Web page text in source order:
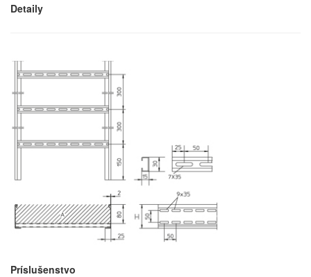
Detaily
Príslušenstvo